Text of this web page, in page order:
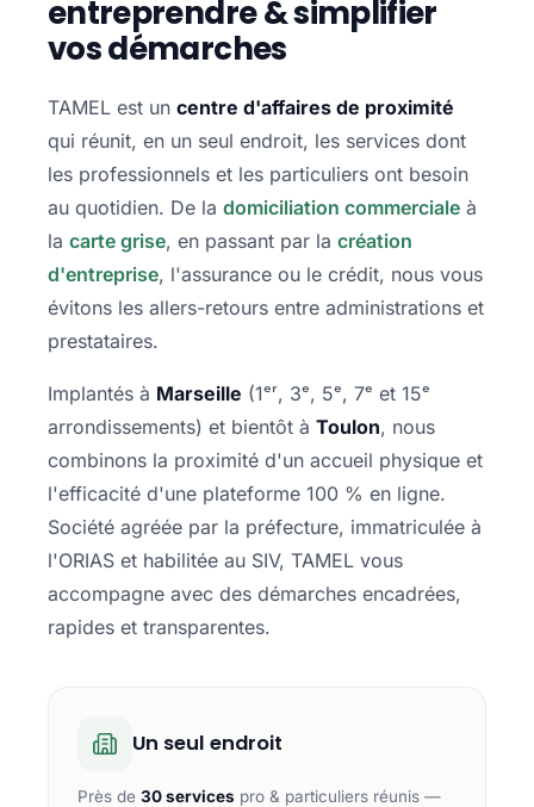
entreprendre & simplifier
vos démarches
TAMEL est un centre d'affaires de proximité
qui réunit, en un seul endroit, les services dont
les professionnels et les particuliers ont besoin
au quotidien. De la domiciliation commerciale à
la carte grise, en passant par la création
d'entreprise, l'assurance ou le crédit, nous vous
évitons les allers-retours entre administrations et
prestataires.
Implantés à Marseille (1ᵉʳ, 3ᵉ, 5ᵉ, 7ᵉ et 15ᵉ
arrondissements) et bientôt à Toulon, nous
combinons la proximité d'un accueil physique et
l'efficacité d'une plateforme 100 % en ligne.
Société agréée par la préfecture, immatriculée à
l'ORIAS et habilitée au SIV, TAMEL vous
accompagne avec des démarches encadrées,
rapides et transparentes.
Un seul endroit
Près de 30 services pro & particuliers réunis —